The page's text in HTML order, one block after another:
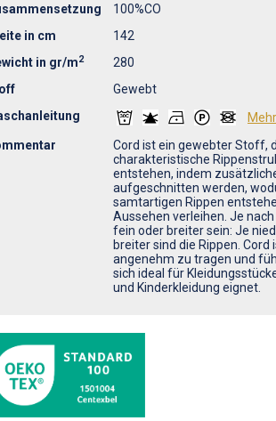
100%CO
in cm
142
in gr/m2
280
Gewebt
Cord ist ein gewebter Stoff,
charakteristische
entstehen, indem
aufgeschnitten werden,
samtartigen Rippen
Aussehen verleihen. Je
fein oder breiter sein: Je
breiter sind die Rippen.
angenehm zu tragen und
sich ideal für
und Kinderkleidung eignet.